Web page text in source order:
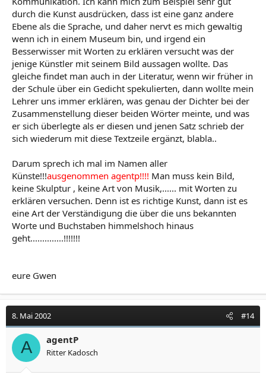
durch die Kunst ausdrücken, dass ist eine ganz andere
Ebene als die Sprache, und daher nervt es mich gewaltig
wenn ich in einem Museum bin, und irgend ein
Besserwisser mit Worten zu erklären versucht was der
jenige Künstler mit seinem Bild aussagen wollte. Das
gleiche findet man auch in der Literatur, wenn wir früher in
der Schule über ein Gedicht spekulierten, dann wollte mein
Lehrer uns immer erklären, was genau der Dichter bei der
Zusammenstellung dieser beiden Wörter meinte, und was
er sich überlegte als er diesen und jenen Satz schrieb der
sich wiederum mit diese Textzeile ergänzt, blabla..
Darum sprech ich mal im Namen aller
Künste!!!ausgenommen agentp!!!! Man muss kein Bild,
keine Skulptur , keine Art von Musik,...... mit Worten zu
erklären versuchen. Denn ist es richtige Kunst, dann ist es
eine Art der Verständigung die über die uns bekannten
Worte und Buchstaben himmelshoch hinaus
geht..............!!!!!!!
eure Gwen
8. Mai 2002 #14
A agentP
Ritter Kadosch